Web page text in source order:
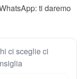
ti daremo
ci sceglie ci